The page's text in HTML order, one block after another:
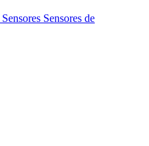
Sensores Sensores de